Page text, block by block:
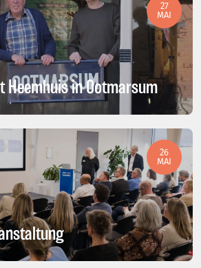
27
MAI
Heemhuis in Ootmarsum
26
MAI